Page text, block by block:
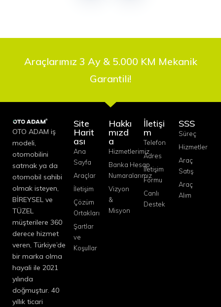
Araçlarımız 3 Ay & 5.000 KM Mekanik
Garantili!
OTO ADAM iş
modeli,
otomobilini
satmak ya da
otomobil sahibi
olmak isteyen,
BİREYSEL ve
TÜZEL
müşterilere 360
derece hizmet
veren, Türkiye’de
bir marka olma
hayali ile 2021
yılında
doğmuştur. 40
yıllık ticari
Site
Harit
ası
Ana
Sayfa
Araçlar
İletişim
Çözüm
Ortakları
Şartlar
ve
Koşullar
Hakkı
mızd
a
Hizmetlerimiz
Banka Hesap
Numaralarımız
Vizyon
&
Misyon
İletişi
m
Telefon
Adres
İletişim
Formu
Canlı
Destek
SSS
Süreç
Hizmetler
Araç
Satış
Araç
Alım